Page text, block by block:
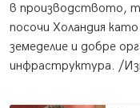
в производството,
посочи Холандия
земеделие и добре
инфраструктура. /